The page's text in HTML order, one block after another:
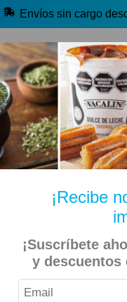
¡Recibe
¡Suscríbete
y
Envíos sin cargo
🔥 Alfajores y
🧉 Clásicos argentinos
Inicio Especiales
Patagonia – Cerveza